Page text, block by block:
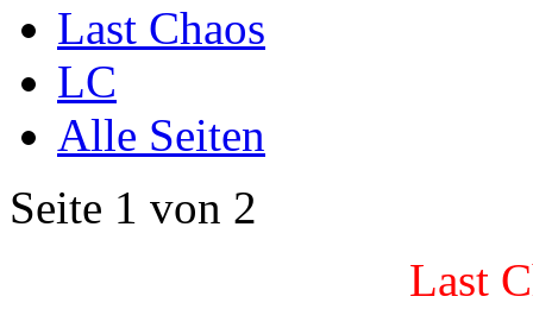
Last Chaos
LC
Alle Seiten
Seite 1 von 2
Last